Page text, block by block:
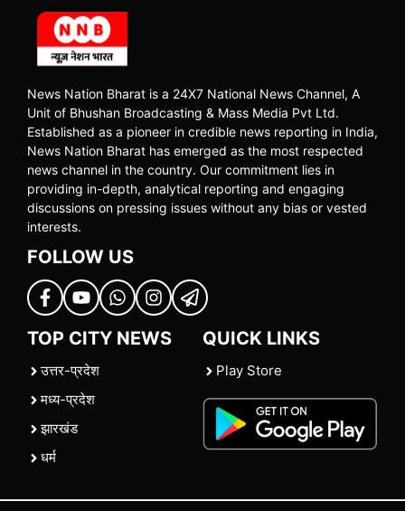
News Nation Bharat is a 24X7 National News Channel, A
Unit of Bhushan Broadcasting & Mass Media Pvt Ltd.
Established as a pioneer in credible news reporting in India,
News Nation Bharat has emerged as the most respected
news channel in the country. Our commitment lies in
providing in-depth, analytical reporting and engaging
discussions on pressing issues without any bias or vested
interests.
FOLLOW US
TOP CITY NEWS
उत्तर-प्रदेश
मध्य-प्रदेश
झारखंड
धर्म
QUICK LINKS
Play Store